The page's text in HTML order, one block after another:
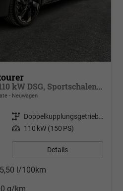
Tribe Edition 1.5 TSI 110 kW DSG, Sportschalensitze beheizbar, elektrisch einstellbar, DCC Fahrwerk, 19 Zoll Alufelgen ,Cupra Seitenschweller, Klimaautomatik 3 Zonen,
Neuwagen
Getriebe
Doppelkupplungsgetriebe (DSG)
Leistung 110 kW (150 PS)
Details
5,50 l/100km
g/km